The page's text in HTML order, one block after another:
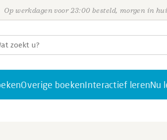
Op werkdagen voor 23:00 besteld, morgen in
Overige boekenInteractief lerenNu